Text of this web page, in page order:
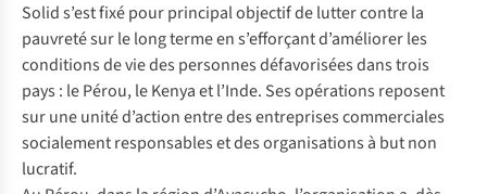
Solid s’est fixé pour principal objectif de lutter contre la
pauvreté sur le long terme en s’efforçant d’améliorer les
conditions de vie des personnes défavorisées dans trois
pays : le Pérou, le Kenya et l’Inde. Ses opérations reposent
sur une unité d’action entre des entreprises commerciales
socialement responsables et des organisations à but non
lucratif.